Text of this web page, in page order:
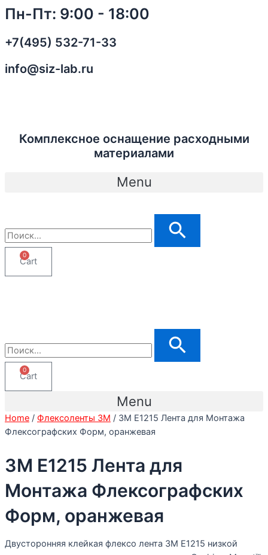
Перейти
кПн-Пт: 9:00 - 18:00
+7(495) 532-71-33
info@siz-lab.ru
Комплексное оснащение расходными
материалами
Menu
0
Cart
0
Cart
Menu
Home / Флексоленты 3М / 3M E1215 Лента для Монтажа
Флексографских Форм, оранжевая
3M E1215 Лента для
Монтажа Флексографских
Форм, оранжевая
Двусторонняя клейкая флексо лента 3М E1215 низкой
3M
E1215
для
Монтажа
Флексографских